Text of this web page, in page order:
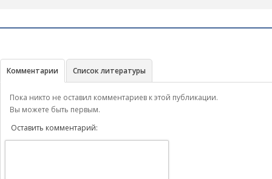
Комментарии Список литературы
Пока никто не оставил комментариев к этой публикации.
Вы можете быть первым.
Оставить комментарий: